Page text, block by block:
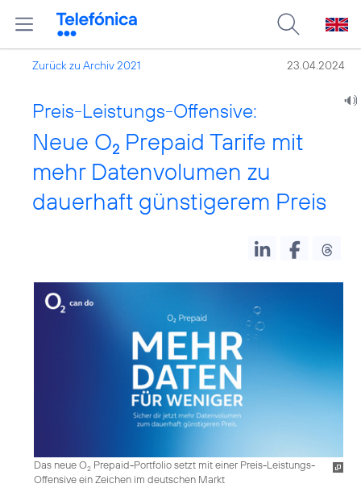
Zurück zu Archiv 2021 23.04.2024
Preis-Leistungs-Offensive:
Neue O2 Prepaid Tarife mit
mehr Datenvolumen zu
dauerhaft günstigerem Preis
Das neue O2 Prepaid-Portfolio setzt mit einer Preis-Leistungs-
Offensive ein Zeichen im deutschen Markt